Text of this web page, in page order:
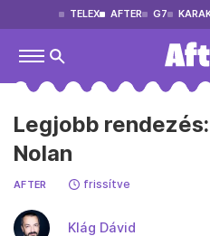
TELEX AFTER G7
Legjobb
Nolan
AFTER frissítve
Klág Dávid